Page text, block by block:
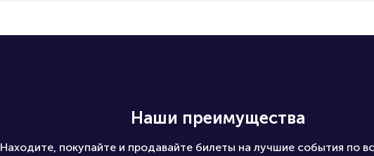
Наши преимущества
Находите, покупайте и продавайте билеты на лучшие события по